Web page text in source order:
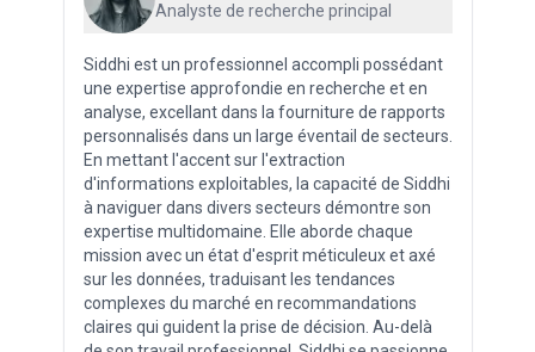
Analyste de recherche principal
Siddhi est un professionnel accompli possédant
une expertise approfondie en recherche et en
analyse, excellant dans la fourniture de rapports
personnalisés dans un large éventail de secteurs.
En mettant l'accent sur l'extraction
d'informations exploitables, la capacité de Siddhi
à naviguer dans divers secteurs démontre son
expertise multidomaine. Elle aborde chaque
mission avec un état d'esprit méticuleux et axé
sur les données, traduisant les tendances
complexes du marché en recommandations
claires qui guident la prise de décision. Au-delà